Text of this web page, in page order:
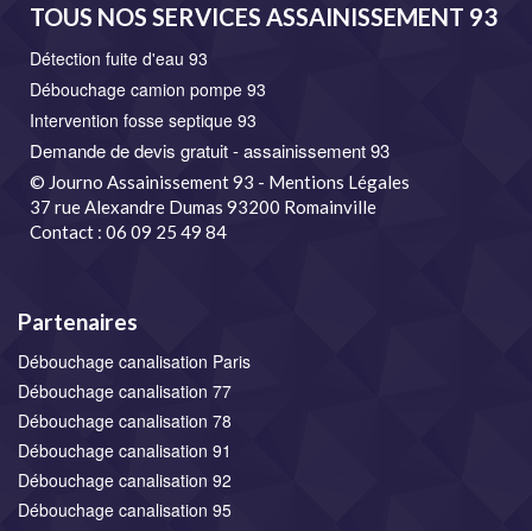
TOUS NOS SERVICES ASSAINISSEMENT 93
Détection fuite d'eau 93
Débouchage camion pompe 93
Intervention fosse septique 93
Demande de devis gratuit - assainissement 93
© Journo Assainissement 93 - Mentions Légales
37 rue Alexandre Dumas 93200 Romainville
Contact : 06 09 25 49 84
Partenaires
Débouchage canalisation Paris
Débouchage canalisation 77
Débouchage canalisation 78
Débouchage canalisation 91
Débouchage canalisation 92
Débouchage canalisation 95